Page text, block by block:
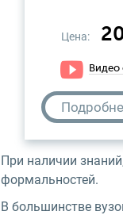
Цена:
Видео
При наличии
формальностей.
В большинстве